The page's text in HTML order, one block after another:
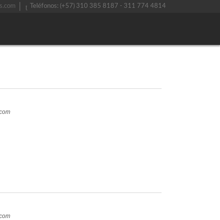
Teléfonos: (+57) 310 385 8187 - 311 774 4814